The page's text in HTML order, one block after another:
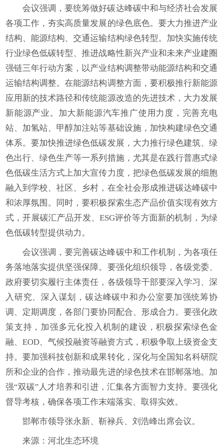
会议强调，要统筹做好碳达峰碳中和与经济社会发展
各项工作，夯实高质量发展的绿色底色。要大力推进产业
结构、能源结构、交通运输结构绿色转型。加快实施传统
行业绿色低碳转型、推进战略性新兴产业和未来产业建圈
强链三年行动方案，以产业结构调整带动能源结构和交通
运输结构调整。在能源结构调整方面，要积极推行新能源
应用新的技术路径和传统能源改造的先进技术，大力发展
新能源产业。加大新能源汽车推广使用力度，完善充电
站、加氢站、甲醇加注站等基础设施，加快构建绿色交通
体系。要加快推进绿色低碳发展，大力推行绿色建筑、绿
色出行、绿色生产等一系列措施，尤其是在践行普惠式绿
色低碳生活方式上加大宣传力度，把绿色低碳发展的细胞
融入到学校、社区、乡村，在全社会形成推进碳达峰碳中
和浓厚氛围。同时，要积极探索生态产品价值实现有效方
式，开展碳汇产品开发、ESG评价等方面新的机制，为绿
色低碳转型提供动力。
会议强调，要完善碳达峰碳中和工作机制，为各项任
务落地落实提供坚强保障。要强化组织领导，各级党委、
政府要切实履行主体责任，各级领导干部要深入学习、深
入研究、深入谋划，碳达峰碳中和办公室要加强统筹协
调、定期调度，各部门要协同配合、形成合力。要强化政
策支持，加强多元化投入机制的建设，积极探索绿色金
融、EOD、气候投融资等融资方式，积极争取上级资金支
持。要加强科技创新和成果转化，深化与全国知名科研院
所和企业的合作，推动最先进的绿色技术在邯郸落地。加
强“双碳”人才培养和引进，汇集各方面智力支持。要强化
督导考核，确保各项工作末端落实、取得实效。
邯郸市领导张永新、靳禄兵、刘浩峰出席会议。
来源：河北生态环境